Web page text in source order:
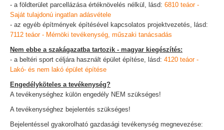
- a földterület parcellázása értéknövelés nélkül, lásd: 6810 teáor -
Saját tulajdonú ingatlan adásvétele
- az egyéb építmények építésével kapcsolatos projektvezetés, lásd:
7112 teáor - Mérnöki tevékenység, műszaki tanácsadás
Nem ebbe a szakágazatba tartozik - magyar kiegészítés:
- a beltéri sport céljára használt épület építése, lásd: 4120 teáor -
Lakó- és nem lakó épület építése
Engedélyköteles a tevékenység?
A tevékenységhez külön engedély NEM szükséges!
A tevékenységhez bejelentés szükséges!
Bejelentéssel gyakorolható gazdasági tevékenység megnevezése: